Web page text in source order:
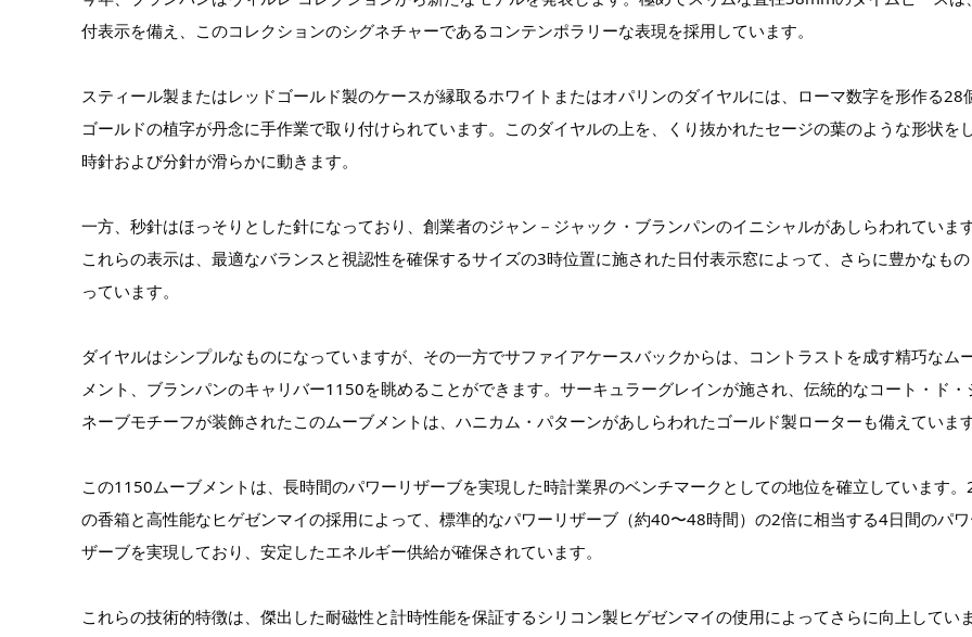
付表示を備え、このコレクションのシグネチャーであるコンテンポラリーな表現を採用しています。
スティール製またはレッドゴールド製のケースが縁取るホワイトまたはオパリンのダイヤルには、ローマ数字を形作る28
ゴールドの植字が丹念に手作業で取り付けられています。このダイヤルの上を、くり抜かれたセージの葉のような形状を
時針および分針が滑らかに動きます。
一方、秒針はほっそりとした針になっており、創業者のジャン－ジャック・ブランパンのイニシャルがあしらわれていま
これらの表示は、最適なバランスと視認性を確保するサイズの3時位置に施された日付表示窓によって、さらに豊かなも
っています。
ダイヤルはシンプルなものになっていますが、その一方でサファイアケースバックからは、コントラストを成す精巧なム
メント、ブランパンのキャリバー1150を眺めることができます。サーキュラーグレインが施され、伝統的なコート・ド・
ネーブモチーフが装飾されたこのムーブメントは、ハニカム・パターンがあしらわれたゴールド製ローターも備えていま
この1150ムーブメントは、長時間のパワーリザーブを実現した時計業界のベンチマークとしての地位を確立しています。
の香箱と高性能なヒゲゼンマイの採用によって、標準的なパワーリザーブ（約40〜48時間）の2倍に相当する4日間のパ
ザーブを実現しており、安定したエネルギー供給が確保されています。
これらの技術的特徴は、傑出した耐磁性と計時性能を保証するシリコン製ヒゲゼンマイの使用によってさらに向上してい